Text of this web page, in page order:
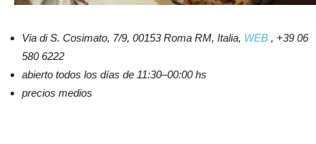
Via di S. Cosimato, 7/9, 00153 Roma RM, Italia, WEB , +39 06
580 6222
abierto todos los días de 11:30–00:00 hs
precios medios